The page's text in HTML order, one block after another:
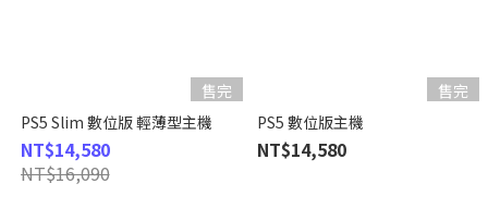
售完
PS5 Slim 數位版 輕薄型主機
NT$14,580
NT$16,090
售完
PS5 數位版主機
NT$14,580